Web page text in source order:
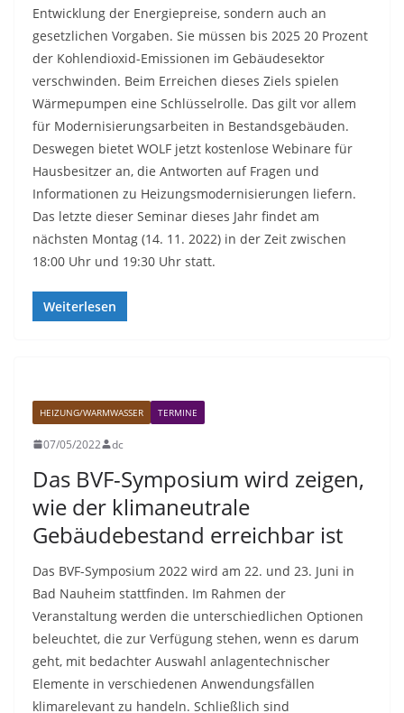
Entwicklung der Energiepreise, sondern auch an
gesetzlichen Vorgaben. Sie müssen bis 2025 20 Prozent
der Kohlendioxid-Emissionen im Gebäudesektor
verschwinden. Beim Erreichen dieses Ziels spielen
Wärmepumpen eine Schlüsselrolle. Das gilt vor allem
für Modernisierungsarbeiten in Bestandsgebäuden.
Deswegen bietet WOLF jetzt kostenlose Webinare für
Hausbesitzer an, die Antworten auf Fragen und
Informationen zu Heizungsmodernisierungen liefern.
Das letzte dieser Seminar dieses Jahr findet am
nächsten Montag (14. 11. 2022) in der Zeit zwischen
18:00 Uhr und 19:30 Uhr statt.
Weiterlesen
HEIZUNG/WARMWASSER TERMINE
07/05/2022 dc
Das BVF-Symposium wird zeigen,
wie der klimaneutrale
Gebäudebestand erreichbar ist
Das BVF-Symposium 2022 wird am 22. und 23. Juni in
Bad Nauheim stattfinden. Im Rahmen der
Veranstaltung werden die unterschiedlichen Optionen
beleuchtet, die zur Verfügung stehen, wenn es darum
geht, mit bedachter Auswahl anlagentechnischer
Elemente in verschiedenen Anwendungsfällen
klimarelevant zu handeln. Schließlich sind